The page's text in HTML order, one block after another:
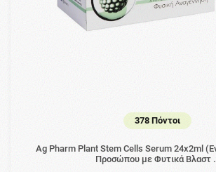
378 Πόντοι
Ag Pharm Plant Stem Cells Serum 24x2ml
Προσώπου με Φυτικά Βλαστ